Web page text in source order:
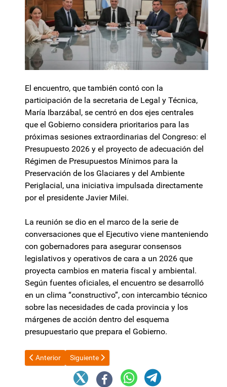
El encuentro, que también contó con la
participación de la secretaria de Legal y Técnica,
María Ibarzábal, se centró en dos ejes centrales
que el Gobierno considera prioritarios para las
próximas sesiones extraordinarias del Congreso: el
Presupuesto 2026 y el proyecto de adecuación del
Régimen de Presupuestos Mínimos para la
Preservación de los Glaciares y del Ambiente
Periglacial, una iniciativa impulsada directamente
por el presidente Javier Milei.
La reunión se dio en el marco de la serie de
conversaciones que el Ejecutivo viene manteniendo
con gobernadores para asegurar consensos
legislativos y operativos de cara a un 2026 que
proyecta cambios en materia fiscal y ambiental.
Según fuentes oficiales, el encuentro se desarrolló
en un clima “constructivo”, con intercambio técnico
sobre las necesidades de cada provincia y los
márgenes de acción dentro del esquema
presupuestario que prepara el Gobierno.
Artículo anterior: Dos años de Milei: ¿cuáles fueron las
Anterior Artículo siguiente: El oficialismo definió una
Siguiente